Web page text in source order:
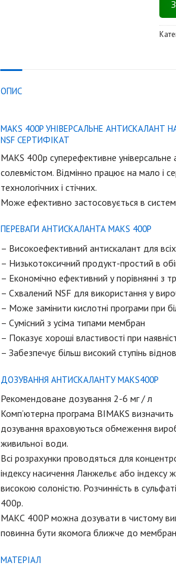
ОПИС
MAKS 400P УНІВЕРСАЛЬНЕ
NSF СЕРТИФІКАТ
MAKS 400р суперефективне
солевмістом. Відмінно працює на мало і
технологічних і стічних.
Може ефективно застосовується в
ПЕРЕВАГИ АНТИСКАЛАНТА MAKS 400P
– Високоефективний антискалант для
– Низькотоксичний продукт-простий в
– Економічно ефективний у порівнянні з
– Схвалений NSF для використання у
– Може замінити кислотні програми при
– Сумісний з усіма типами мембран
– Показує хороші властивості при
– Забезпечує більш високий ступінь
ДОЗУВАННЯ АНТИСКАЛАНТУ MAKS400P
Рекомендоване дозування 2-6 мг / л
Комп’ютерна програма BIMAKS визначить
дозування враховуються обмеження
живильної води.
Всі розрахунки проводяться для
індексу насичення Ланжельє або індексу
високою солоністю. Розчинність в
400p.
МАКС 400P можна дозувати в чистому
повинна бути якомога ближче до
МАТЕРІАЛ